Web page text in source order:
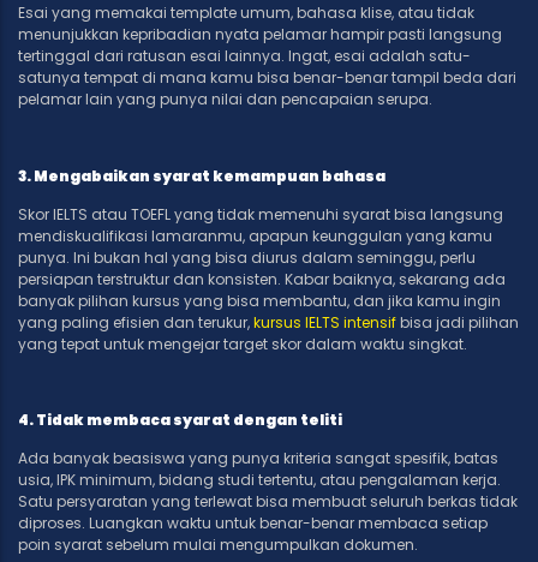
Esai yang memakai template umum, bahasa klise, atau tidak
menunjukkan kepribadian nyata pelamar hampir pasti langsung
tertinggal dari ratusan esai lainnya. Ingat, esai adalah satu-
satunya tempat di mana kamu bisa benar-benar tampil beda dari
pelamar lain yang punya nilai dan pencapaian serupa.
3. Mengabaikan syarat kemampuan bahasa
Skor IELTS atau TOEFL yang tidak memenuhi syarat bisa langsung
mendiskualifikasi lamaranmu, apapun keunggulan yang kamu
punya. Ini bukan hal yang bisa diurus dalam seminggu, perlu
persiapan terstruktur dan konsisten. Kabar baiknya, sekarang ada
banyak pilihan kursus yang bisa membantu, dan jika kamu ingin
yang paling efisien dan terukur,kursus IELTS intensifbisa jadi pilihan
yang tepat untuk mengejar target skor dalam waktu singkat.
4. Tidak membaca syarat dengan teliti
Ada banyak beasiswa yang punya kriteria sangat spesifik, batas
usia, IPK minimum, bidang studi tertentu, atau pengalaman kerja.
Satu persyaratan yang terlewat bisa membuat seluruh berkas tidak
diproses. Luangkan waktu untuk benar-benar membaca setiap
poin syarat sebelum mulai mengumpulkan dokumen.